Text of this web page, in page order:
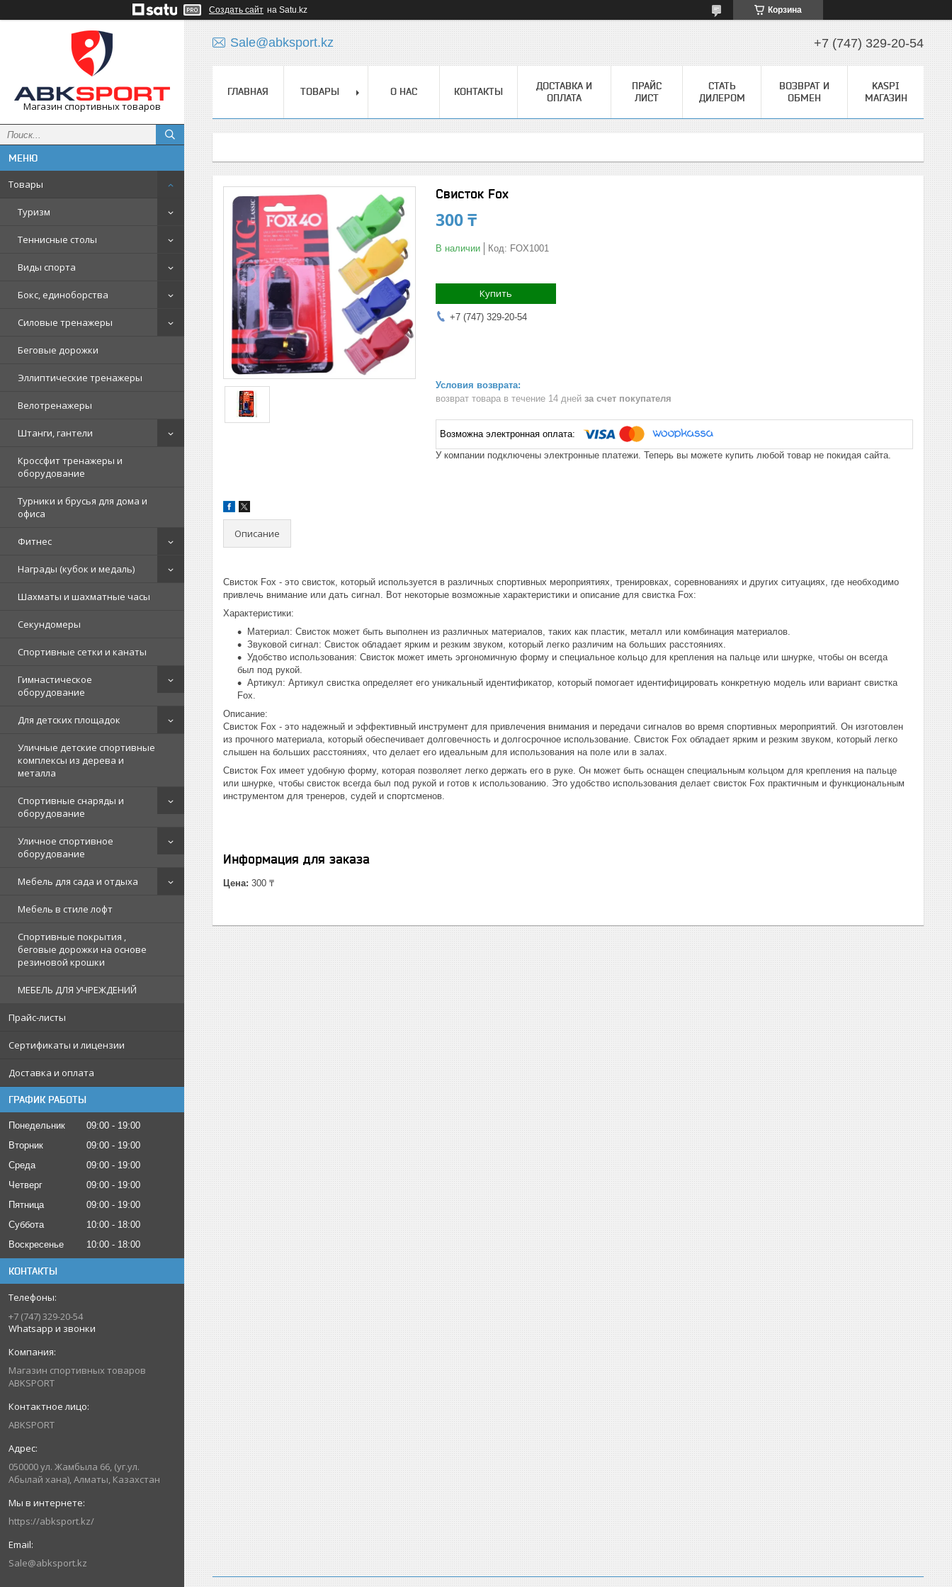
Создать сайт на Satu.kz Корзина
Магазин спортивных товаров
Товары
Туризм
Теннисные столы
Виды спорта
Бокс, единоборства
Силовые тренажеры
Беговые дорожки
Эллиптические тренажеры
Велотренажеры
Штанги, гантели
Кроссфит тренажеры и
оборудование
Турники и брусья для дома и
офиса
Фитнес
Награды (кубок и медаль)
Шахматы и шахматные часы
Секундомеры
Спортивные сетки и канаты
Гимнастическое
оборудование
Для детских площадок
Уличные детские спортивные
комплексы из дерева и
металла
Спортивные снаряды и
оборудование
Уличное спортивное
оборудование
Мебель для сада и отдыха
Мебель в стиле лофт
Спортивные покрытия ,
беговые дорожки на основе
резиновой крошки
МЕБЕЛЬ ДЛЯ УЧРЕЖДЕНИЙ
Прайс-листы
Сертификаты и лицензии
Доставка и оплата
ГРАФИК РАБОТЫ
Понедельник 09:00
19:00
Вторник
09:00
19:00
Среда
09:00
19:00
Четверг
09:00
19:00
Пятница
09:00
19:00
Суббота
10:00
18:00
Воскресенье
10:00 18:00
КОНТАКТЫ
+7 (747) 329-20-54
Whatsapp и звонки
Магазин спортивных товаров
ABKSPORT
ABKSPORT
050000 ул. Жамбыла 66, (уг.ул.
Абылай хана), Алматы, Казахстан
https://abksport.kz/
Sale@abksport.kz
Sale@abksport.kz +7 (747) 329-20-54
ГЛАВНАЯ ТОВАРЫ О НАС КОНТАКТЫ
ДОСТАВКА И
ОПЛАТА
ПРАЙС
ЛИСТ
СТАТЬ
ДИЛЕРОМ
ВОЗВРАТ И
ОБМЕН
KASPI
МАГАЗИН
Свисток Fox
300 ₸
В наличии Код: FOX1001
Купить
+7 (747) 329-20-54
возврат товара в течение 14 дней за счет покупателя
У компании подключены электронные платежи. Теперь вы можете купить любой товар не покидая сайта.
Описание
Свисток Fox - это свисток, который используется в различных спортивных мероприятиях, тренировках, соревнованиях и других ситуациях, где необходимо
привлечь внимание или дать сигнал. Вот некоторые возможные характеристики и описание для свистка Fox:
Характеристики:
Материал: Свисток может быть выполнен из различных материалов, таких как пластик, металл или комбинация материалов.
Звуковой сигнал: Свисток обладает ярким и резким звуком, который легко различим на больших расстояниях.
Удобство использования: Свисток может иметь эргономичную форму и специальное кольцо для крепления на пальце или шнурке, чтобы он всегда
был под рукой.
Артикул: Артикул свистка определяет его уникальный идентификатор, который помогает идентифицировать конкретную модель или вариант свистка
Fox.
Описание:
Свисток Fox - это надежный и эффективный инструмент для привлечения внимания и передачи сигналов во время спортивных мероприятий. Он изготовлен
из прочного материала, который обеспечивает долговечность и долгосрочное использование. Свисток Fox обладает ярким и резким звуком, который легко
слышен на больших расстояниях, что делает его идеальным для использования на поле или в залах.
Свисток Fox имеет удобную форму, которая позволяет легко держать его в руке. Он может быть оснащен специальным кольцом для крепления на пальце
или шнурке, чтобы свисток всегда был под рукой и готов к использованию. Это удобство использования делает свисток Fox практичным и функциональным
инструментом для тренеров, судей и спортсменов.
Информация для заказа
Цена: 300 ₸